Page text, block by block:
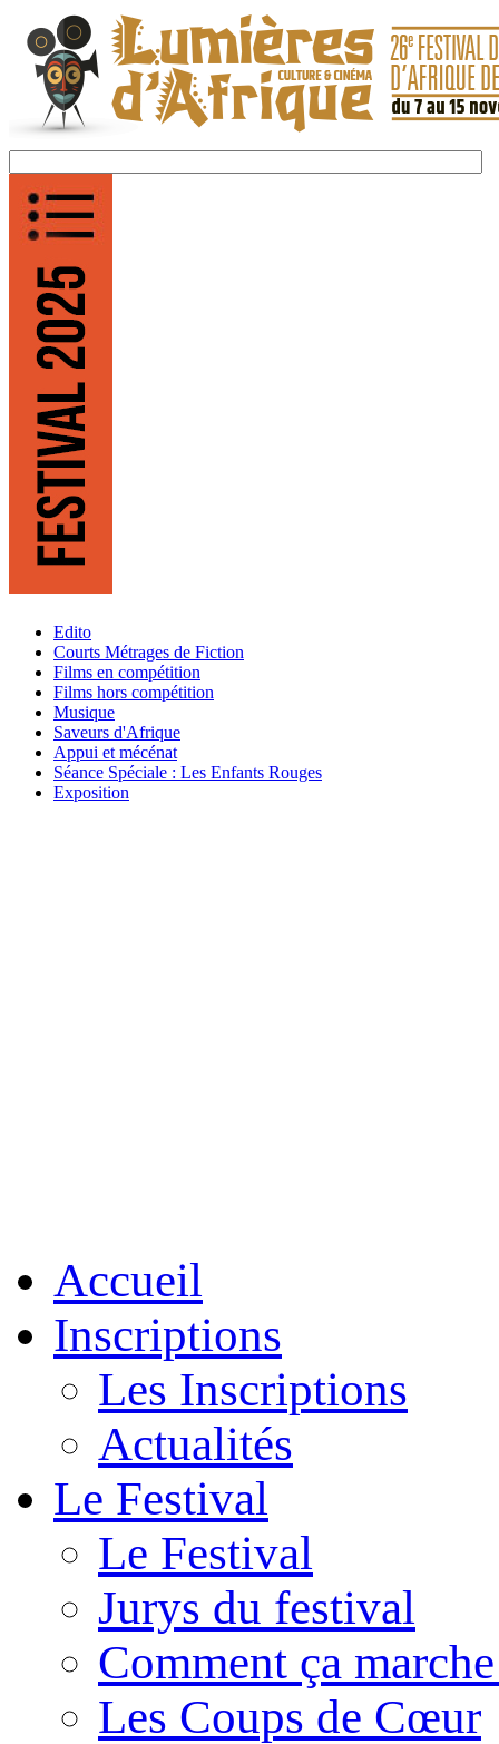
Edito
Courts Métrages de Fiction
Films en compétition
Films hors compétition
Musique
Saveurs d'Afrique
Appui et mécénat
Séance Spéciale : Les Enfants Rouges
Exposition
Accueil
Inscriptions
Les Inscriptions
Actualités
Le Festival
Le Festival
Jurys du festival
Comment ça
Les Coups de Cœur